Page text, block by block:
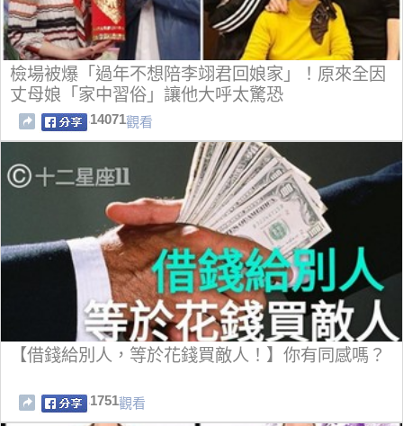
檢場被爆「過年不想陪李翊君回娘家」！原來全因
丈母娘「家中習俗」讓他大呼太驚恐
14071觀看
【借錢給別人，等於花錢買敵人！】你有同感嗎？
1751觀看